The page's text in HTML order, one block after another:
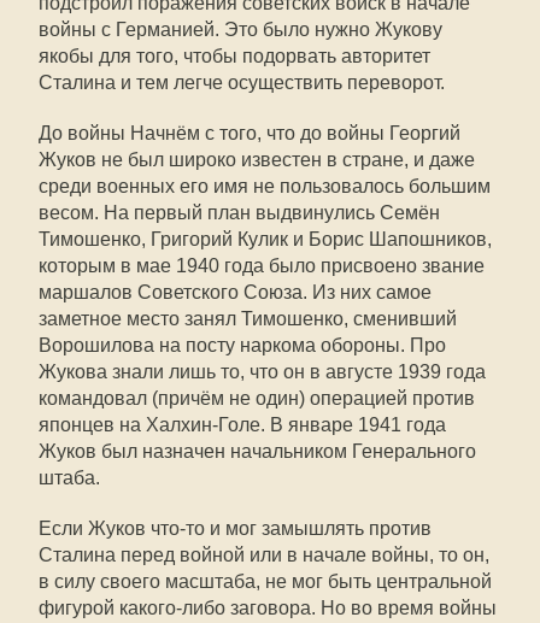
войны с Германией. Это было нужно Жукову
якобы для того, чтобы подорвать авторитет
Сталина и тем легче осуществить переворот.
До войны Начнём с того, что до войны Георгий
Жуков не был широко известен в стране, и даже
среди военных его имя не пользовалось большим
весом. На первый план выдвинулись Семён
Тимошенко, Григорий Кулик и Борис Шапошников,
которым в мае 1940 года было присвоено звание
маршалов Советского Союза. Из них самое
заметное место занял Тимошенко, сменивший
Ворошилова на посту наркома обороны. Про
Жукова знали лишь то, что он в августе 1939 года
командовал (причём не один) операцией против
японцев на Халхин-Голе. В январе 1941 года
Жуков был назначен начальником Генерального
штаба.
Если Жуков что-то и мог замышлять против
Сталина перед войной или в начале войны, то он,
в силу своего масштаба, не мог быть центральной
фигурой какого-либо заговора. Но во время войны